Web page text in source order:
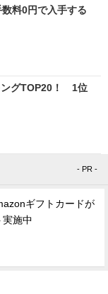
料0円で入手する
ングTOP20！ 1位
- PR -
ギフトカードが
実施中